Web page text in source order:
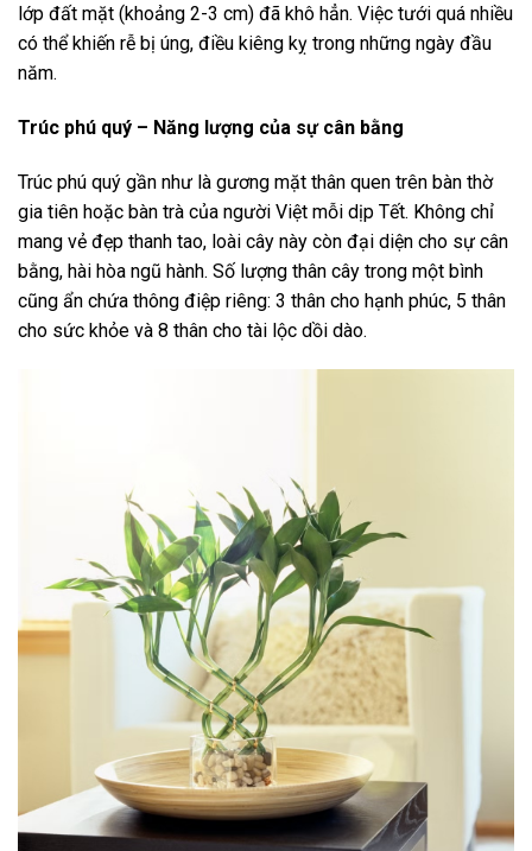
lớp đất mặt (khoảng 2-3 cm) đã khô hẳn. Việc tưới quá nhiều
có thể khiến rễ bị úng, điều kiêng kỵ trong những ngày đầu
năm.
Trúc phú quý – Năng lượng của sự cân bằng
Trúc phú quý gần như là gương mặt thân quen trên bàn thờ
gia tiên hoặc bàn trà của người Việt mỗi dịp Tết. Không chỉ
mang vẻ đẹp thanh tao, loài cây này còn đại diện cho sự cân
bằng, hài hòa ngũ hành. Số lượng thân cây trong một bình
cũng ẩn chứa thông điệp riêng: 3 thân cho hạnh phúc, 5 thân
cho sức khỏe và 8 thân cho tài lộc dồi dào.